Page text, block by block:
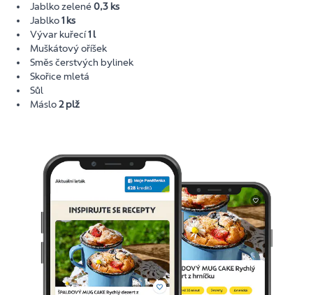
Jablko zelené0,3 ks
Jablko1 ks
Vývar kuřecí1 l
Muškátový oříšek
Směs čerstvých bylinek
Skořice mletá
Sůl
Máslo2 plž